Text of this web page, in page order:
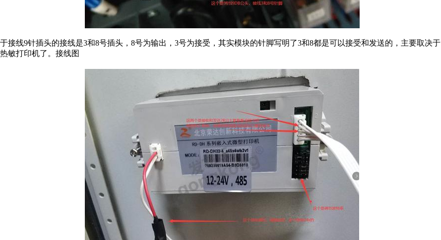
于接线9针插头的接线是3和8号插头，8号为输出，3号为接受，其实模块的针脚写明了3和8都是可以接受和发送的，主要取决于
热敏打印机了。接线图